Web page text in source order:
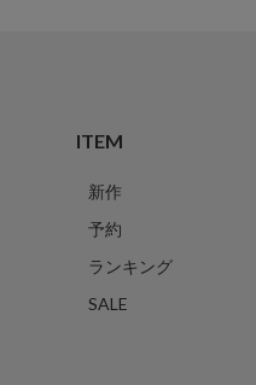
ITEM
新作
予約
ランキング
SALE